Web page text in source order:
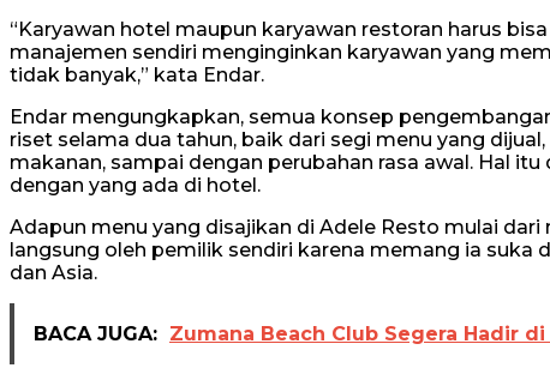
“Karyawan hotel maupun karyawan restoran harus
manajemen sendiri menginginkan karyawan yang
tidak banyak,” kata Endar.
Endar mengungkapkan, semua konsep
riset selama dua tahun, baik dari segi menu yang
makanan, sampai dengan perubahan rasa awal. Hal
dengan yang ada di hotel.
Adapun menu yang disajikan di Adele Resto mulai
langsung oleh pemilik sendiri karena memang ia suka
dan Asia.
BACA JUGA: Zumana Beach Club Segera Hadir